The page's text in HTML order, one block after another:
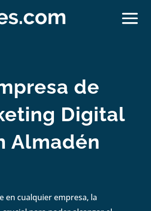
de
Digital
Almadén
en cualquier empresa, la